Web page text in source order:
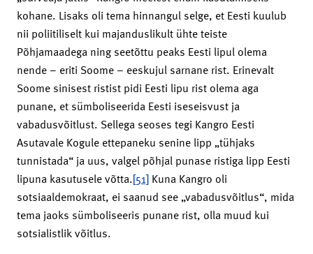
kohane. Lisaks oli tema hinnangul selge, et Eesti kuulub
nii poliitiliselt kui majanduslikult ühte teiste
Põhjamaadega ning seetõttu peaks Eesti lipul olema
nende – eriti Soome – eeskujul sarnane rist. Erinevalt
Soome sinisest ristist pidi Eesti lipu rist olema aga
punane, et sümboliseerida Eesti iseseisvust ja
vabadusvõitlust. Sellega seoses tegi Kangro Eesti
Asutavale Kogule ettepaneku senine lipp „tühjaks
tunnistada“ ja uus, valgel põhjal punase ristiga lipp Eesti
lipuna kasutusele võtta.[51] Kuna Kangro oli
sotsiaaldemokraat, ei saanud see „vabadusvõitlus“, mida
tema jaoks sümboliseeris punane rist, olla muud kui
sotsialistlik võitlus.